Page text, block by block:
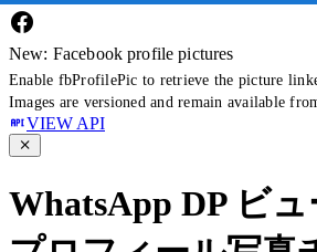
New: Facebook profile pictures
Enable fbProfilePic to retrieve the picture
Images are versioned and remain available
VIEW API
WhatsApp DP ビ